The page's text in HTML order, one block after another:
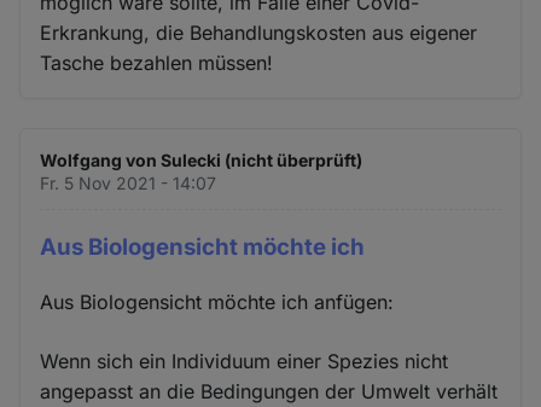
Erkrankung, die Behandlungskosten aus eigener
Tasche bezahlen müssen!
Wolfgang von Sulecki (nicht überprüft)
Fr. 5 Nov 2021 - 14:07
Aus Biologensicht möchte ich
Aus Biologensicht möchte ich anfügen:
Wenn sich ein Individuum einer Spezies nicht
angepasst an die Bedingungen der Umwelt verhält